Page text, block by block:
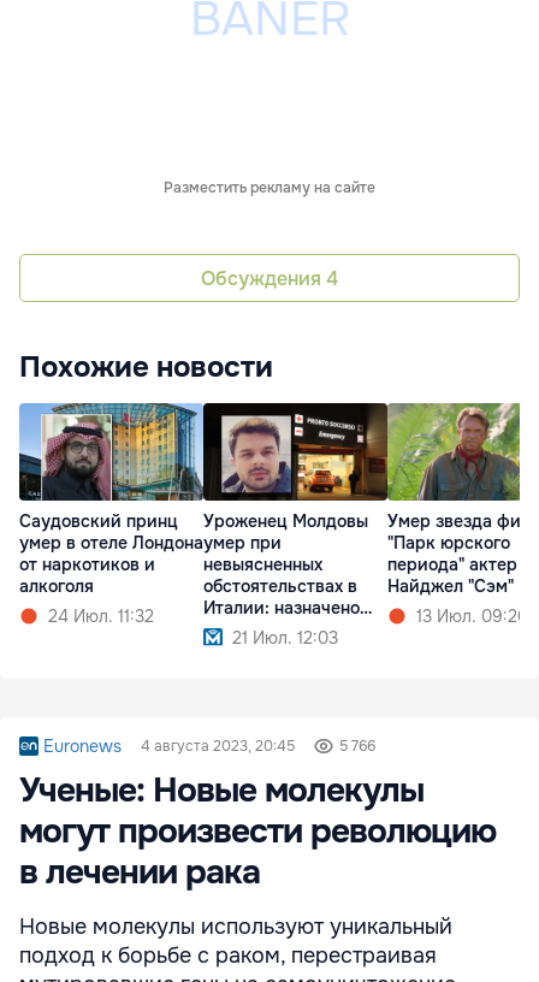
Разместить рекламу на сайте
Обсуждения 4
Похожие новости
Саудовский принц
умер в отеле Лондона
от наркотиков и
алкоголя
24 Июл. 11:32
Уроженец Молдовы
умер при
невыясненных
обстоятельствах в
Италии: назначено
вскрытие
21 Июл. 12:03
Умер звезда
"Парк юрского
периода" актер
Найджел "Сэм"
13 Июл. 09:20
Euronews 4 августа 2023, 20:45 5 766
Ученые: Новые молекулы
могут произвести революцию
в лечении рака
Новые молекулы используют уникальный
подход к борьбе с раком, перестраивая